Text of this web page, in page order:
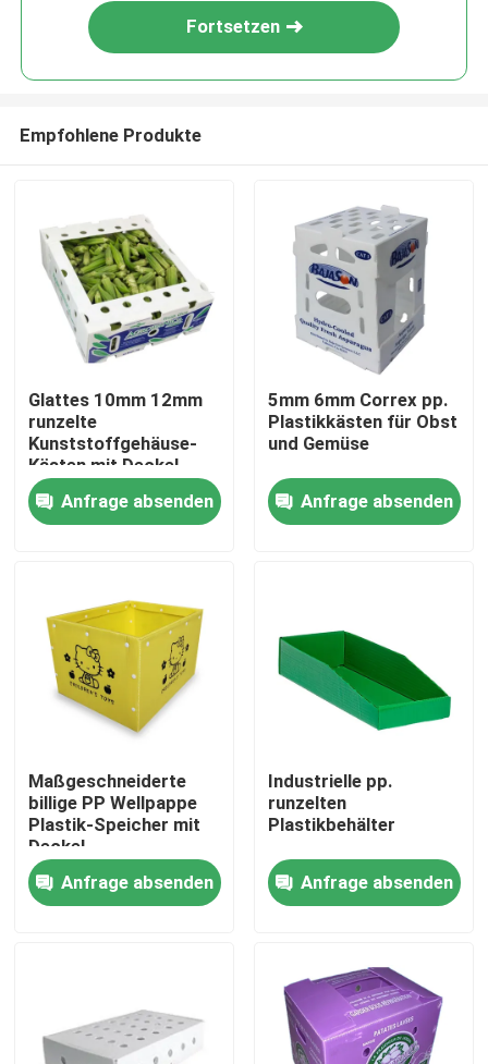
Zu Hause
Produkte
Über uns
Werksbesichtigung
Qualitätskontrolle
Bitte um ein Angebot
Gewölbter Plastikbaum-Schutz
Fortsetzen
Empfohlene Produkte
Glattes 10mm 12mm
runzelte
Kunststoffgehäuse-
Kästen mit Deckel
Anfrage absenden
5mm 6mm Correx pp.
Plastikkästen für Obst
und Gemüse
Anfrage absenden
Maßgeschneiderte
billige PP Wellpappe
Plastik-Speicher mit
Deckel
Anfrage absenden
Industrielle pp.
runzelten
Plastikbehälter
Anfrage absenden